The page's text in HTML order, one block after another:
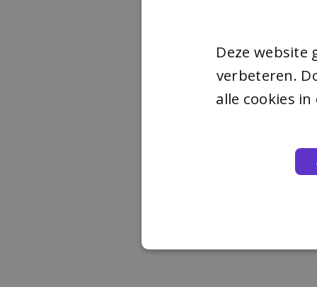
Deze
verbeteren.
alle cookies